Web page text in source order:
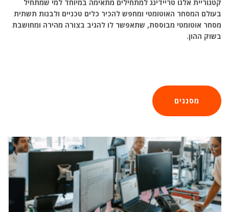
קטגוריית אלגו טריידינג למתחילים מתאימה במיוחד למי שמתחיל
בעולם המסחר האוטומטי ומחפש להכיר כלים טכניים ולבנות תשתית
מסחר אוטומטי מבוססת, שתאפשר לו להגיב בצורה מהירה ומחושבת
בשוק ההון.
מסננים